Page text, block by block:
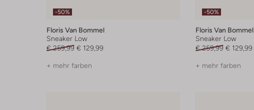
-50%
Floris Van Bommel
Sneaker Low
€ 259,99 € 129,99
+ mehr farben
-50%
Floris Van Bommel
Sneaker Low
€ 259,99 € 129,99
+ mehr farben